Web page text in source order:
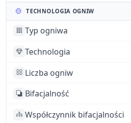
TECHNOLOGIA OGNIW
Typ ogniwa
Technologia
Liczba ogniw
Bifacjalność
Współczynnik bifacjalności